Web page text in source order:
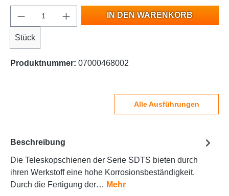
Stück
IN DEN WARENKORB
Produktnummer: 07000468002
Alle Ausführungen
Beschreibung
Die Teleskopschienen der Serie SDTS bieten durch
ihren Werkstoff eine hohe Korrosionsbeständigkeit.
Durch die Fertigung der… Mehr